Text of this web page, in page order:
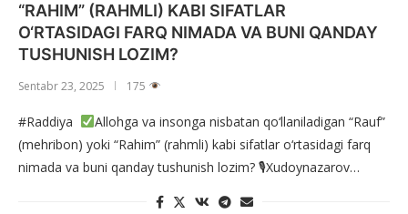
“RAHIM” (RAHMLI) KABI SIFATLAR
O‘RTASIDAGI FARQ NIMADA VA BUNI QANDAY
TUSHUNISH LOZIM?
Sentabr 23, 2025 175
#Raddiya
Allohga va insonga nisbatan qo‘llaniladigan “Rauf”
(mehribon) yoki “Rahim” (rahmli) kabi sifatlar o‘rtasidagi farq
nimada va buni qanday tushunish lozim? 🎙Xudoynazarov…